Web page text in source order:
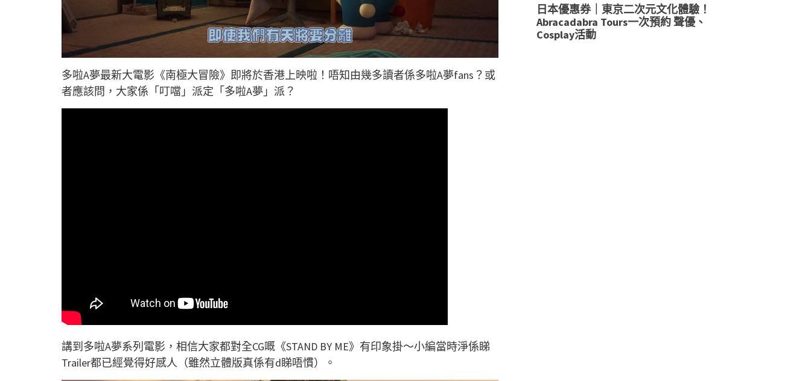
多啦A夢最新大電影《南極大冒險》即將於香港上映啦！唔知由幾多讀者係多啦A夢fans？或
者應該問，大家係「叮噹」派定「多啦A夢」派？
講到多啦A夢系列電影，相信大家都對全CG嘅《STAND BY ME》有印象掛～小編當時淨係睇
Trailer都已經覺得好感人（雖然立體版真係有d睇唔慣）。
日本優惠券｜東京二次元文化體驗！
Abracadabra Tours一次預約 聲優、
Cosplay活動